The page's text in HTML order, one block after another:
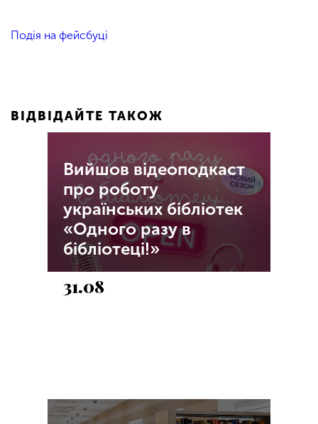
Подія на фейсбуці
ВІДВІДАЙТЕ ТАКОЖ
Вийшов відеоподкаст
про роботу
українських бібліотек
«Одного разу в
бібліотеці!»
31.08